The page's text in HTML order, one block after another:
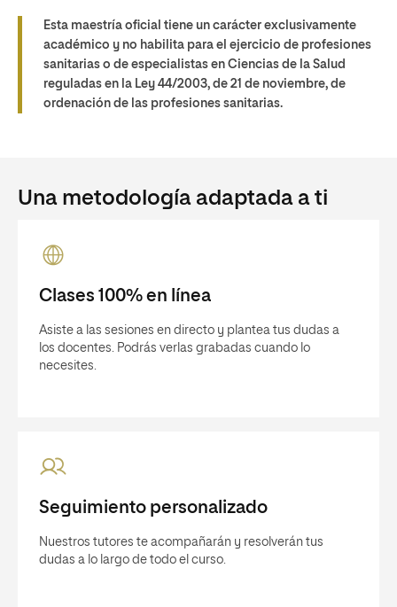
Esta maestría oficial tiene un carácter exclusivamente
académico y no habilita para el ejercicio de profesiones
sanitarias o de especialistas en Ciencias de la Salud
reguladas en la Ley 44/2003, de 21 de noviembre, de
ordenación de las profesiones sanitarias.
Una metodología adaptada a ti
Clases 100% en línea
Asiste a las sesiones en directo y plantea tus dudas a
los docentes. Podrás verlas grabadas cuando lo
necesites.
Seguimiento personalizado
Nuestros tutores te acompañarán y resolverán tus
dudas a lo largo de todo el curso.